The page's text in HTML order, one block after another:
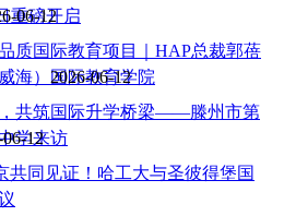
重磅开启
06-12
质国际教育项目｜HAP总裁郭蓓
海）国际教育学院
2026-06-12
共筑国际升学桥梁——滕州市第
学来访
12
共同见证！哈工大与圣彼得堡国